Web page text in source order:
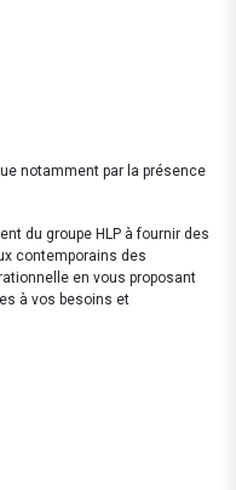
notamment par la présence
du groupe HLP à fournir des
contemporains des
en vous proposant
à vos besoins et